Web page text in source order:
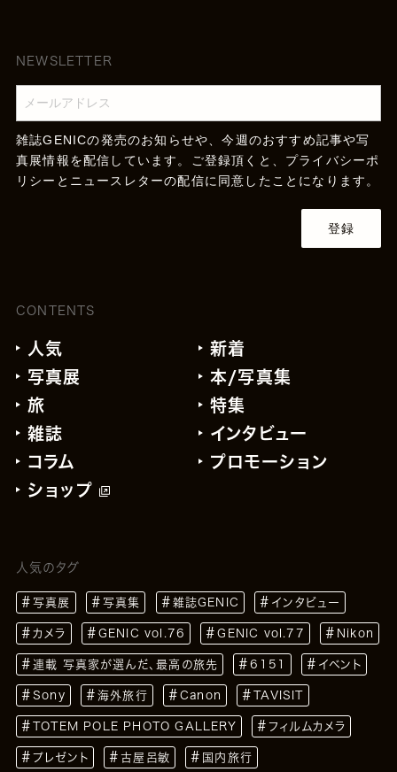
NEWSLETTER
雑誌GENICの発売のお知らせや、今週のおすすめ記事や写
真展情報を配信しています。ご登録頂くと、 プライバシーポ
リシー とニュースレターの配信に同意したことになります。
登録
CONTENTS
人気
新着
写真展
本/写真集
旅
特集
雑誌
インタビュー
コラム
プロモーション
ショップ
人気のタグ
写真展 写真集 雑誌GENIC インタビュー
カメラ GENIC vol.76 GENIC vol.77 Nikon
連載 写真家が選んだ、最高の旅先 6151 イベント
Sony 海外旅行 Canon TAVISIT
TOTEM POLE PHOTO GALLERY フィルムカメラ
プレゼント 古屋呂敏 国内旅行